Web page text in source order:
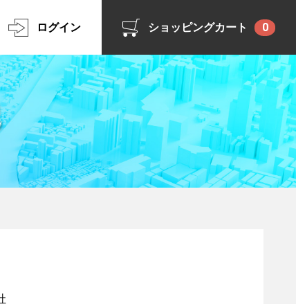
ログイン ショッピングカート 0